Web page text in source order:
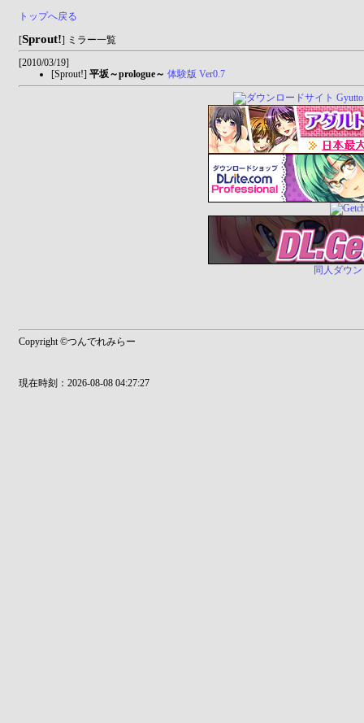
トップへ戻る
[Sprout!] ミラー一覧
[2010/03/19]
[Sprout!] 平坂～prologue～ 体験版 Ver0.7
同人ダウ
Copyright ©つんでれみらー
現在時刻：2026-08-08 04:27:27